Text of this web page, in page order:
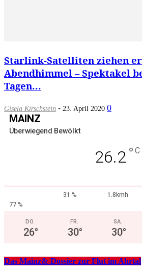
Starlink-Satelliten ziehen
Abendhimmel – Spektakel
Tagen...
Gisela Kirschstein - 23. April 2020 0
MAINZ
Überwiegend Bewölkt
26.2 ° C
31 %
1.8kmh
77 %
DO.
26°
FR.
30°
SA.
30°
Das Mainz&-Dossier zur Flut im Ahrtal